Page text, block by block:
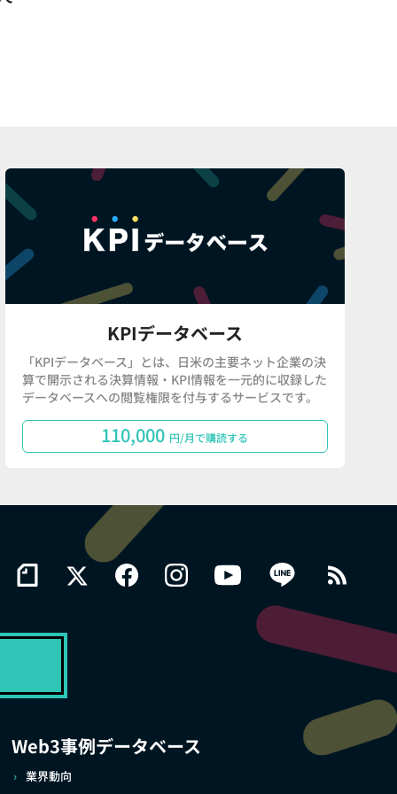
KPIデータベース
「KPIデータベース」とは、日米の主要ネット企業の決
算で開示される決算情報・KPI情報を一元的に収録した
データベースへの閲覧権限を付与するサービスです。
110,000 円/月で購読する
Web3事例データベース
業界動向